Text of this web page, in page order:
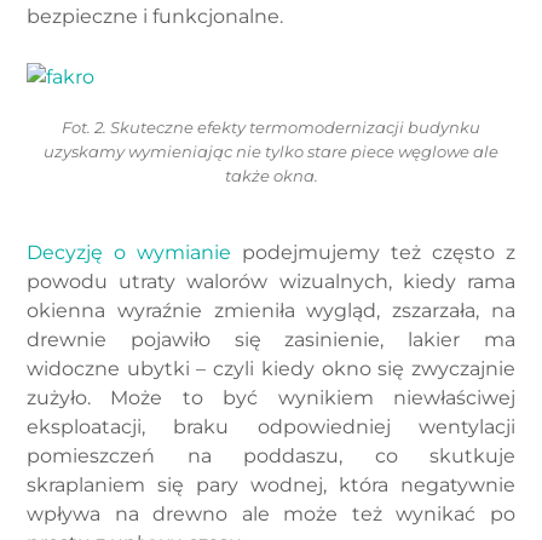
bezpieczne i funkcjonalne.
Fot. 2. Skuteczne efekty termomodernizacji budynku
uzyskamy wymieniając nie tylko stare piece węglowe ale
także okna.
Decyzję o wymianie podejmujemy też często z
powodu utraty walorów wizualnych, kiedy rama
okienna wyraźnie zmieniła wygląd, zszarzała, na
drewnie pojawiło się zasinienie, lakier ma
widoczne ubytki – czyli kiedy okno się zwyczajnie
zużyło. Może to być wynikiem niewłaściwej
eksploatacji, braku odpowiedniej wentylacji
pomieszczeń na poddaszu, co skutkuje
skraplaniem się pary wodnej, która negatywnie
wpływa na drewno ale może też wynikać po